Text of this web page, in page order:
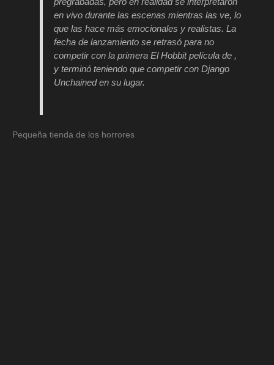
en vivo durante las escenas mientras las ve, lo
que las hace más emocionales y realistas. La
fecha de lanzamiento se retrasó para no
competir con la primeraEl Hobbitpelícula de ,
y terminó teniendo que competir conDjango
Unchained en sulugar.
Pequeña tienda de los horrores